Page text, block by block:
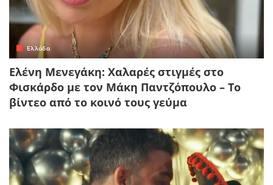
Ελλάδα
Ελένη Μενεγάκη: Χαλαρές στιγμές στο
Φισκάρδο με τον Μάκη Παντζόπουλο – Το
βίντεο από το κοινό τους γεύμα